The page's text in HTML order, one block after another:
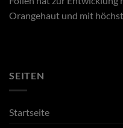
Orangehaut und mit
SEITEN
Startseite